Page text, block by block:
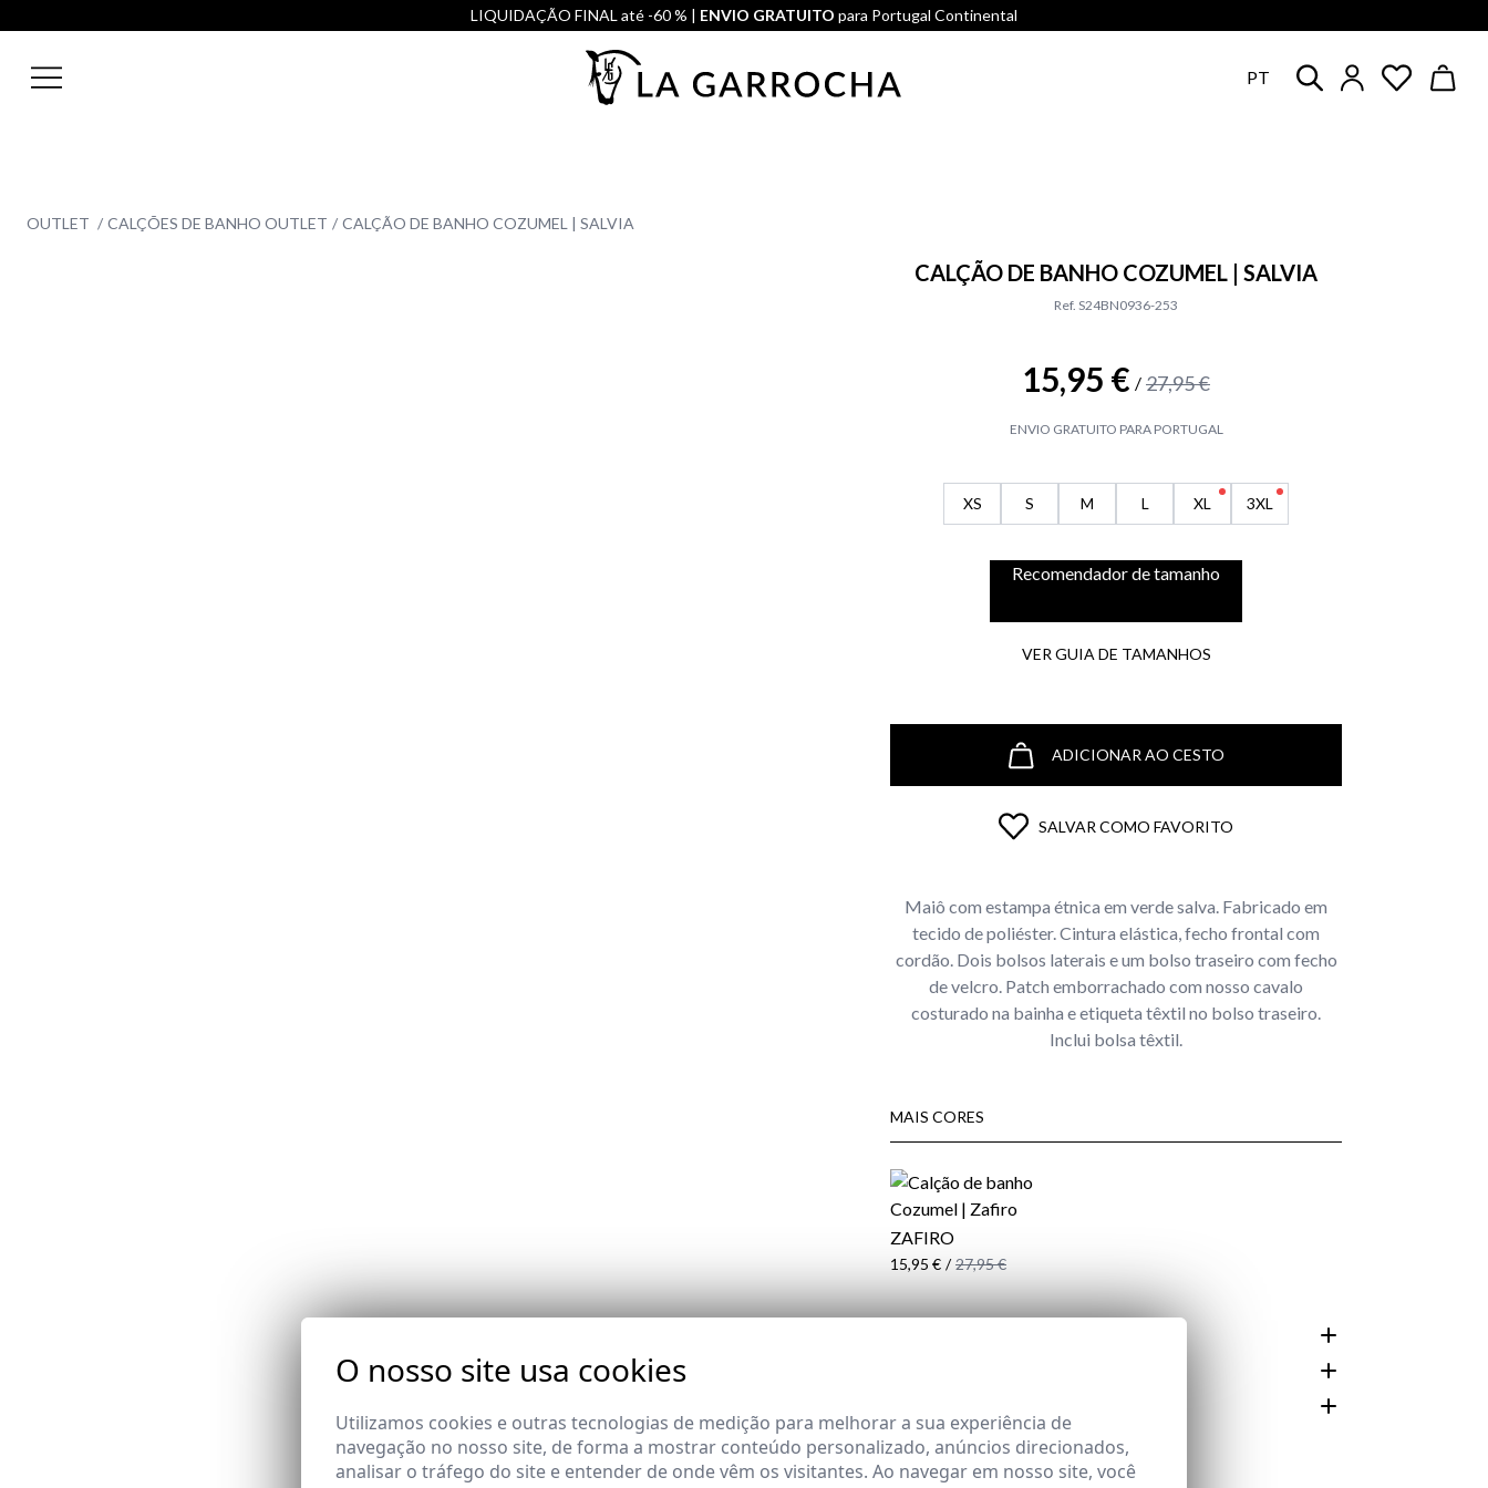
LIQUIDAÇÃO FINAL até -60 % | ENVIO GRATUITO para Portugal Continental
PT
OUTLET CALÇÕES DE BANHO OUTLET CALÇÃO DE BANHO COZUMEL | SALVIA
CALÇÃO DE BANHO COZUMEL | SALVIA
Ref. S24BN0936-253
15,95 € / 27,95 €
ENVIO GRATUITO PARA PORTUGAL
XS S M L XL 3XL
Recomendador de tamanho
VER GUIA DE TAMANHOS
ADICIONAR AO CESTO
SALVAR COMO FAVORITO
Maiô com estampa étnica em verde salva. Fabricado em
tecido de poliéster. Cintura elástica, fecho frontal com
cordão. Dois bolsos laterais e um bolso traseiro com fecho
de velcro. Patch emborrachado com nosso cavalo
costurado na bainha e etiqueta têxtil no bolso traseiro.
Inclui bolsa têxtil.
MAIS CORES
ZAFIRO
15,95 € / 27,95 €
do cliente
O nosso site usa cookies
Utilizamos cookies e outras tecnologias de medição para melhorar a sua experiência de
navegação no nosso site, de forma a mostrar conteúdo personalizado, anúncios direcionados,
analisar o tráfego do site e entender de onde vêm os visitantes. Ao navegar em nosso site, você